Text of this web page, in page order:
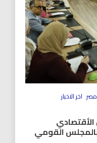
مصر اخر الاخبار
بالمجلس القومي